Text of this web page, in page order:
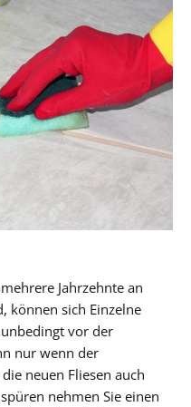
Jahrzehnte an
können sich Einzelne
vor der
nur wenn der
neuen Fliesen auch
nehmen Sie einen